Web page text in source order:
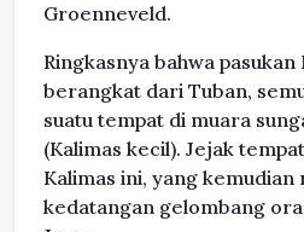
Groenneveld.
Ringkasnya bahwa
berangkat dari Tuban,
suatu tempat di muara
(Kalimas kecil). Jejak
Kalimas ini, yang
kedatangan gelombang